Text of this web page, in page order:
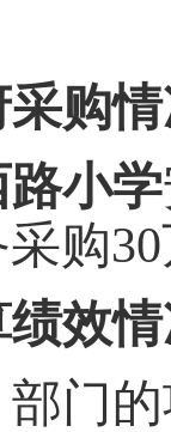
采购
路小学
购30
效
部门